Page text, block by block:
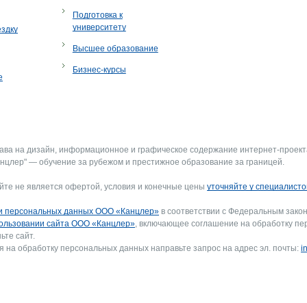
Подготовка к
университету
Высшее образование
Бизнес-курсы
на дизайн, информационное и графическое содержание интернет-
— обучение за рубежом и престижное образование за границей.
не является офертой, условия и конечные цены уточняйте у
персональных данных ООО «Канцлер» в соответствии с Федеральным
сайта ООО «Канцлер», включающее соглашение на обработку
сайт.
на обработку персональных данных направьте запрос на адрес эл. почты: